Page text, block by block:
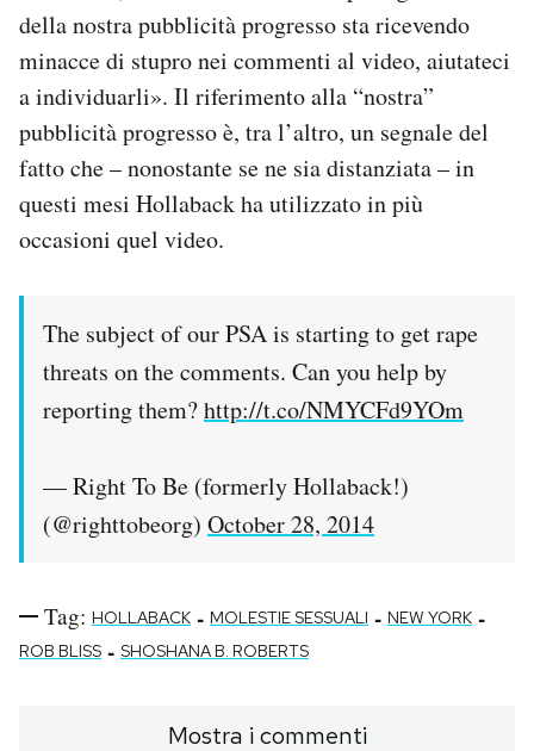
della nostra pubblicità progresso sta ricevendo
minacce di stupro nei commenti al video, aiutateci
a individuarli». Il riferimento alla “nostra”
pubblicità progresso è, tra l’altro, un segnale del
fatto che – nonostante se ne sia distanziata – in
questi mesi Hollaback ha utilizzato in più
occasioni quel video.
The subject of our PSA is starting to get rape
threats on the comments. Can you help by
reporting them?http://t.co/NMYCFd9YOm
— Right To Be (formerly Hollaback!)
(@righttobeorg) October 28, 2014
Tag: HOLLABACK - MOLESTIE SESSUALI - NEW YORK -
ROB BLISS - SHOSHANA B. ROBERTS
Mostra i commenti